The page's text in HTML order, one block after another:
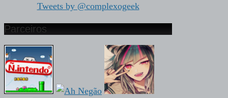
Tweets by @complexogeek
Parceiros